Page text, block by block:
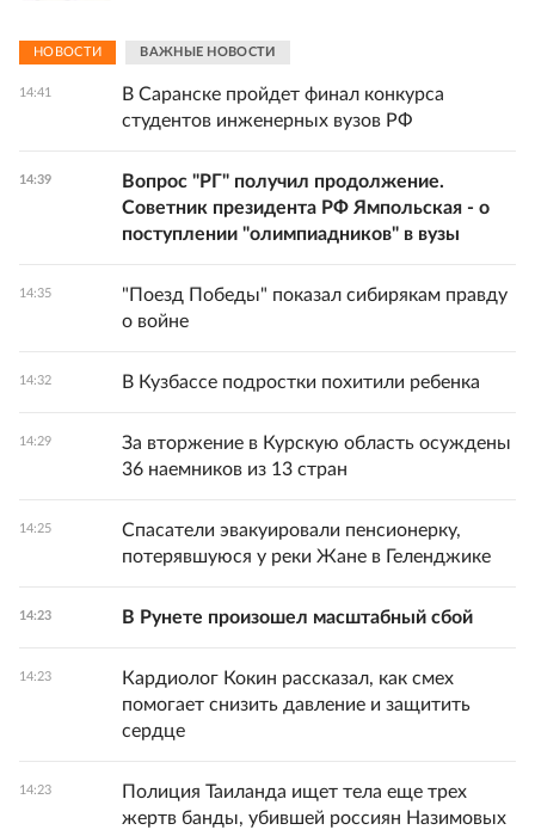
НОВОСТИ ВАЖНЫЕ НОВОСТИ
14:41
В Саранске пройдет финал конкурса
студентов инженерных вузов РФ
14:39
Вопрос "РГ" получил продолжение.
Советник президента РФ Ямпольская - о
поступлении "олимпиадников" в вузы
14:35
"Поезд Победы" показал сибирякам правду
о войне
14:32 В Кузбассе подростки похитили ребенка
14:29
За вторжение в Курскую область осуждены
36 наемников из 13 стран
14:25
Спасатели эвакуировали пенсионерку,
потерявшуюся у реки Жане в Геленджике
14:23 В Рунете произошел масштабный сбой
14:23
Кардиолог Кокин рассказал, как смех
помогает снизить давление и защитить
сердце
14:23
Полиция Таиланда ищет тела еще трех
жертв банды, убившей россиян Назимовых